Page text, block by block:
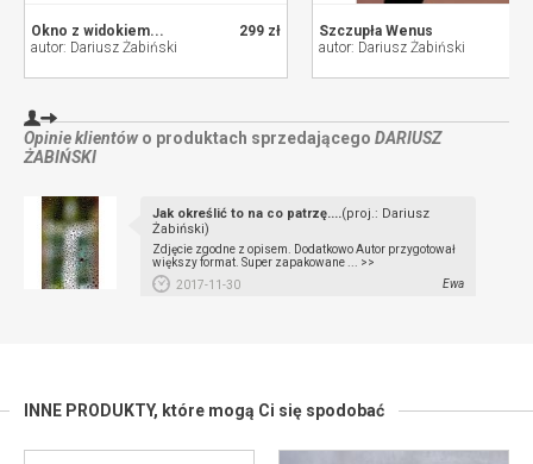
299 zł
Okno z widokiem...
autor: Dariusz Żabiński
Szczupła Wenus
autor: Dariusz Żabiński
Opinie klientów o produktach sprzedającego DARIUSZ
ŻABIŃSKI
Jak określić to na co patrzę....(proj.: Dariusz
Żabiński)
Zdjęcie zgodne z opisem. Dodatkowo Autor przygotował
większy format. Super zapakowane ... >>
2017-11-30
Ewa
INNE PRODUKTY, które mogą Ci się spodobać